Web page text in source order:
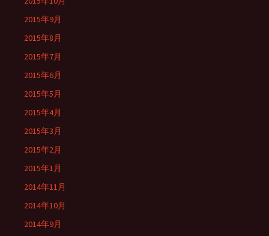
2015年9月
2015年8月
2015年7月
2015年6月
2015年5月
2015年4月
2015年3月
2015年2月
2015年1月
2014年11月
2014年10月
2014年9月